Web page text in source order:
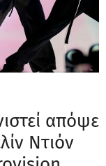
απόψε
Ντιόν